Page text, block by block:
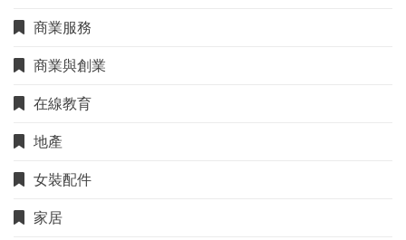
商業服務
商業與創業
在線教育
地產
女裝配件
家居